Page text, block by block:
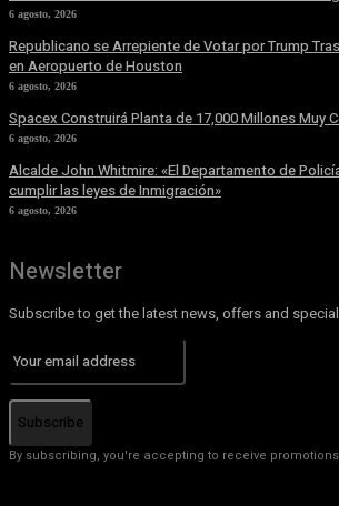
6 agosto, 2026
Republicano se Arrepiente de Votar por Trump
en Aeropuerto de Houston
6 agosto, 2026
Spacex Construirá Planta de 17,000 Millones Muy
6 agosto, 2026
Alcalde John Whitmire: «El Departamento de
cumplir las leyes de Inmigración»
6 agosto, 2026
Newsletter
Subscribe to get the latest news, offers and
Subscribe
By subscribing, you're accepting to receive